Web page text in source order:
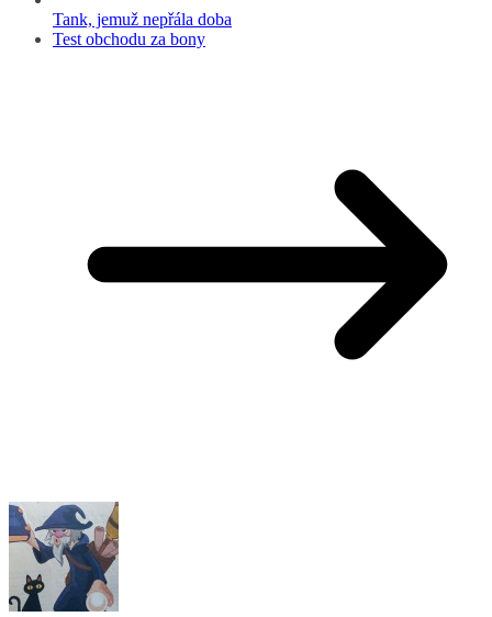
Tank, jemuž nepřála doba
Test obchodu za bony